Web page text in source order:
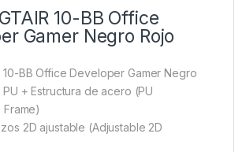
10-BB Office
Gamer Negro Rojo
10-BB Office Developer Gamer Negro
PU + Estructura de acero (PU
2D ajustable (Adjustable 2D